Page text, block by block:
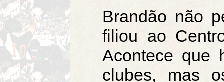
Brandão não
filiou ao
Acontece que
clubes, mas